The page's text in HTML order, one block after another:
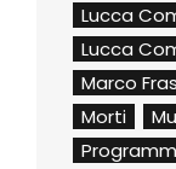
Lucca
Lucca
Marco
Morti